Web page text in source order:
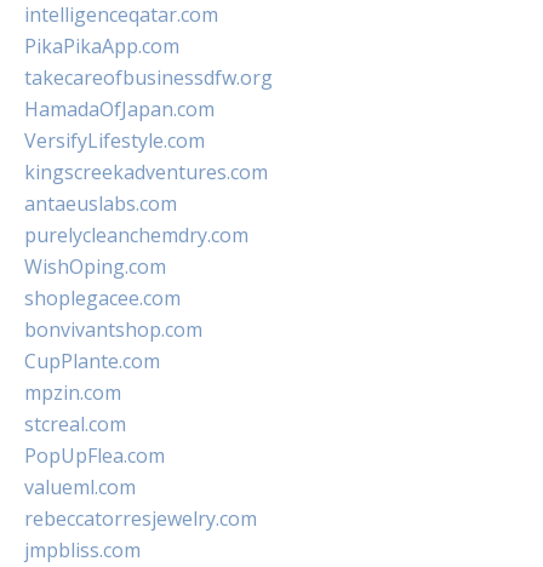
intelligenceqatar.com
PikaPikaApp.com
takecareofbusinessdfw.org
HamadaOfJapan.com
VersifyLifestyle.com
kingscreekadventures.com
antaeuslabs.com
purelycleanchemdry.com
WishOping.com
shoplegacee.com
bonvivantshop.com
CupPlante.com
mpzin.com
stcreal.com
PopUpFlea.com
valueml.com
rebeccatorresjewelry.com
jmpbliss.com